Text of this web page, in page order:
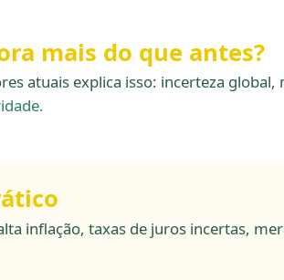
mais do que antes?
atuais explica isso: incerteza
inflação, taxas de juros incertas,